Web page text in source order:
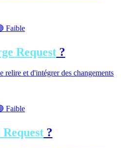
Faible
Request ?
relire et d'intégrer des changements
Faible
?